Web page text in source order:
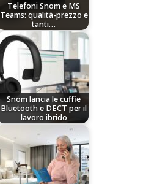
Telefoni Snom e MS
Teams: qualità-prezzo e
tanti…
Snom lancia le cuffie
Bluetooth e DECT per il
lavoro ibrido